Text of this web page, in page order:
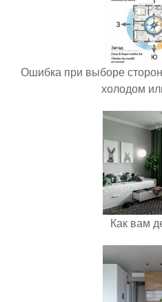
Ошибка при выборе
холодом
Как вам